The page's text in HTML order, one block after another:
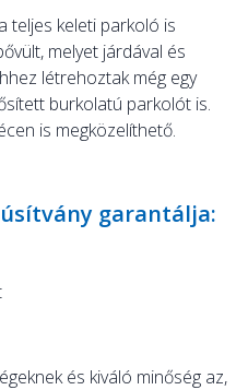
teljes keleti parkoló is
melyet járdával és
létrehoztak még egy
burkolatú parkolót is.
is megközelíthető.
garantálja:
és kiváló minőség az,